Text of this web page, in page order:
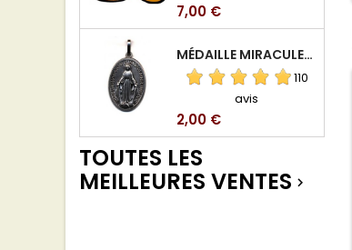
Prix
7,00 €
MÉDAILLE MIRACULEUSE DE VIERGE DE LA RUE DU BAC
110
avis
Prix
2,00 €
TOUTES LES
MEILLEURES VENTES 